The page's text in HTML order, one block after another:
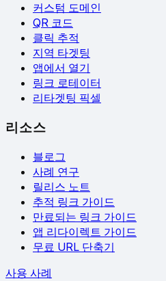
커스텀 도메인
QR 코드
클릭 추적
지역 타겟팅
앱에서 열기
링크 로테이터
리타겟팅 픽셀
리소스
블로그
사례 연구
릴리스 노트
추적 링크 가이드
만료되는 링크 가이드
앱 리다이렉트 가이드
무료 URL 단축기
사용 사례